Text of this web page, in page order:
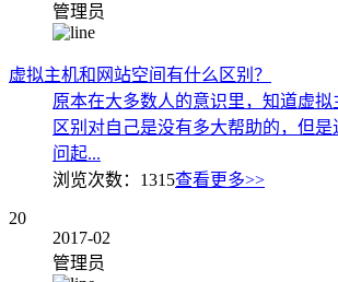
管理员
虚拟主机和网站空间有什么区别？
原本在大多数人的意识里，知道虚
区别对自己是没有多大帮助的，但
问起...
浏览次数： 1315查看更多>>
20
2017-02
管理员